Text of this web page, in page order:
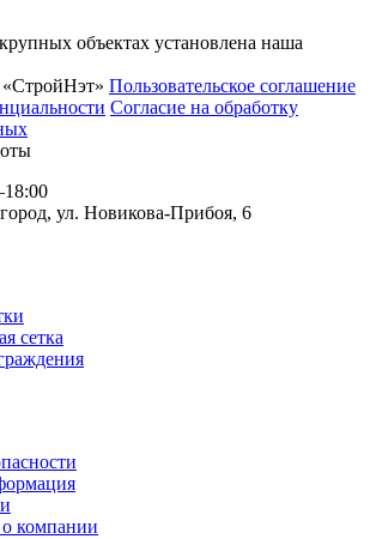
объектах установлена наша
Пользовательское соглашение
Согласие на обработку
ул. Новикова-Прибоя, 6
сетка
компании